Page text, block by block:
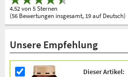
4.52 von 5 Sternen
(56 Bewertungen insgesamt, 19 auf Deutsch)
Unsere Empfehlung
Dieser Artikel: